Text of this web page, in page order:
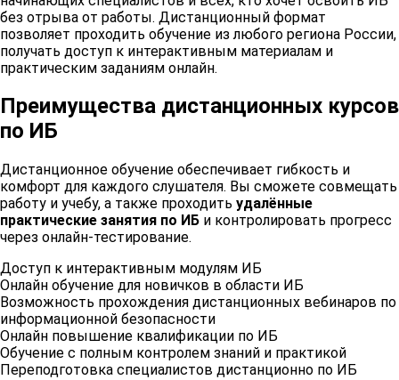
Переподготовка специалистов дистанционно по
ИБ
утвержденная ФСТЭК России
Приказ ФСТЭК России № 17 от 11.02.2013
Специалисты, проходящие дистанционное
повышение квалификации по ИБ
контролем знаний
данных
Умение выявлять угрозы и уязвимости в ИС
Возможность прохождения удалённых
практических занятий по ИБ
Применение методов защиты информации в
или удостоверение о повышении квалификации
Подтверждение прохождения дистанционных
курсов по ИБ
Документ для официального трудоустройства и
карьерного роста
без отрыва от работы. Дистанционный формат
позволяет проходить обучение из любого региона России,
получать доступ к интерактивным материалам и
практическим заданиям онлайн.
Преимущества дистанционных курсов
по ИБ
Дистанционное обучение обеспечивает гибкость и
комфорт для каждого слушателя. Вы сможете совмещать
работу и учебу, а также проходить удалённые
практические занятия по ИБ и контролировать прогресс
через онлайн-тестирование.
Доступ к интерактивным модулям ИБ
Онлайн обучение для новичков в области ИБ
Возможность прохождения дистанционных вебинаров по
информационной безопасности
Онлайн повышение квалификации по ИБ
Обучение с полным контролем знаний и практикой
Переподготовка специалистов дистанционно по ИБ